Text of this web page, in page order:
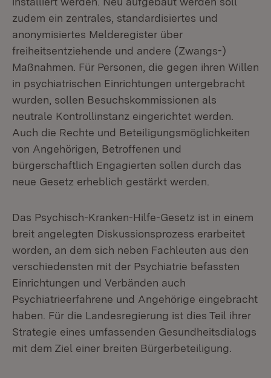
zudem ein zentrales, standardisiertes und
anonymisiertes Melderegister über
freiheitsentziehende und andere (Zwangs-)
Maßnahmen. Für Personen, die gegen ihren Willen
in psychiatrischen Einrichtungen untergebracht
wurden, sollen Besuchskommissionen als
neutrale Kontrollinstanz eingerichtet werden.
Auch die Rechte und Beteiligungsmöglichkeiten
von Angehörigen, Betroffenen und
bürgerschaftlich Engagierten sollen durch das
neue Gesetz erheblich gestärkt werden.
Das Psychisch-Kranken-Hilfe-Gesetz ist in einem
breit angelegten Diskussionsprozess erarbeitet
worden, an dem sich neben Fachleuten aus den
verschiedensten mit der Psychiatrie befassten
Einrichtungen und Verbänden auch
Psychiatrieerfahrene und Angehörige eingebracht
haben. Für die Landesregierung ist dies Teil ihrer
Strategie eines umfassenden Gesundheitsdialogs
mit dem Ziel einer breiten Bürgerbeteiligung.